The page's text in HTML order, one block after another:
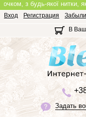
з будь-якої нитки,
Вход Регистрация
В
+3
Задать